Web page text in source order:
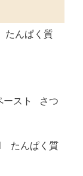
たんぱく質
ースト さつ
たんぱく質